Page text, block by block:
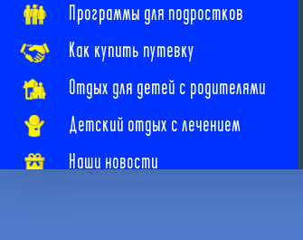
Программы для подростков
Как купить путевку
Отдых для детей с родителями
Детский отдых с лечением
Наши новости